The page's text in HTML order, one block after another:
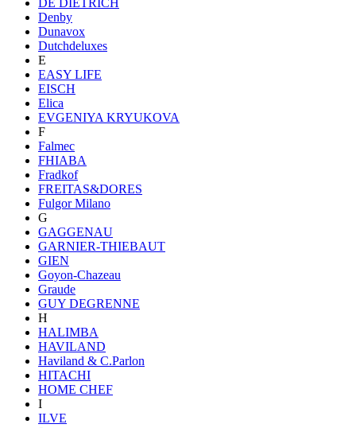
Denby
Dunavox
Dutchdeluxes
E
EASY LIFE
EISCH
Elica
EVGENIYA KRYUKOVA
F
Falmec
FHIABA
Fradkof
FREITAS&DORES
Fulgor Milano
G
GAGGENAU
GARNIER-THIEBAUT
GIEN
Goyon-Chazeau
Graude
GUY DEGRENNE
H
HALIMBA
HAVILAND
Haviland & C.Parlon
HITACHI
HOME CHEF
I
ILVE